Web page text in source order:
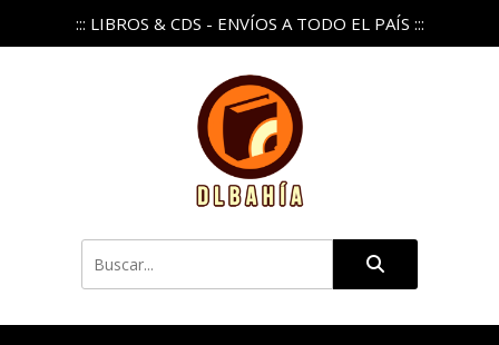
::: LIBROS & CDS - ENVÍOS A TODO EL PAÍS :::